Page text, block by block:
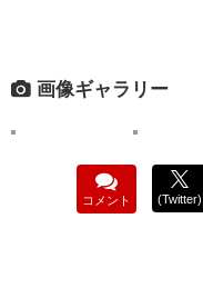
画像ギャラリー
コメント (Twitter)